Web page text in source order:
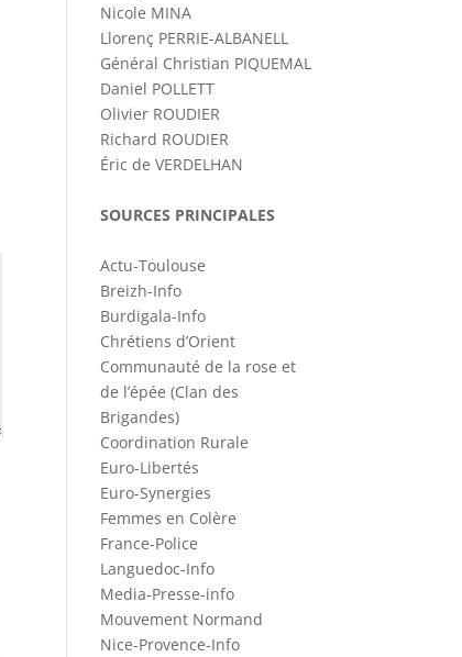
Nicole MINA
Llorenç PERRIE-ALBANELL
Général Christian PIQUEMAL
Daniel POLLETT
Olivier ROUDIER
Richard ROUDIER
Éric de VERDELHAN
SOURCES PRINCIPALES
Actu-Toulouse
Breizh-Info
Burdigala-Info
Chrétiens d’Orient
Communauté de la rose et
de l’épée (Clan des
Brigandes)
Coordination Rurale
Euro-Libertés
Euro-Synergies
Femmes en Colère
France-Police
Languedoc-Info
Media-Presse-info
Mouvement Normand
Nice-Provence-Info